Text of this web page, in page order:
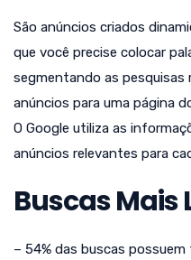
São anúncios criados
que você precise colocar
segmentando as pesquisas
anúncios para uma página
O Google utiliza as
anúncios relevantes para
Buscas Mais
– 54% das buscas